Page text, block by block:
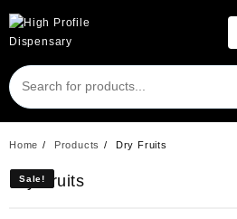
to
content
Home Products Dry Fruits
Sale!
Dry Fruits
Sale!